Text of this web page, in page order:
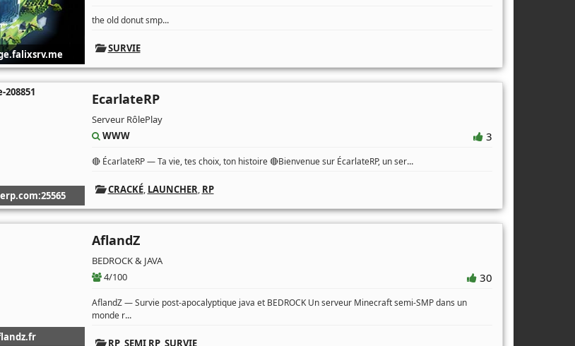
the old donut smp...
SURVIE
EcarlateRP
Serveur RôlePlay
WWW
3
🔴 ÉcarlateRP — Ta vie, tes choix, ton histoire 🔴Bienvenue sur ÉcarlateRP, un ser...
CRACKÉ, LAUNCHER, RP
AflandZ
BEDROCK & JAVA
4/100
30
AflandZ — Survie post-apocalyptique java et BEDROCK Un serveur Minecraft semi-SMP dans un
monde r...
RP,SEMI RP,SURVIE